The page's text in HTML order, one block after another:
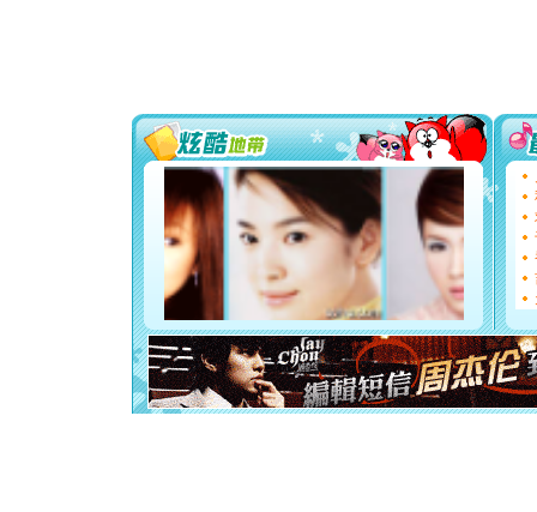
[圣诞节]
你太多
要平安！
[圣诞节]
能正大
都要快乐
[圣诞节]
如意,快
[元旦]
看
断电。
你是我
[元旦]如
起；二是
离。水晶
[元旦]当